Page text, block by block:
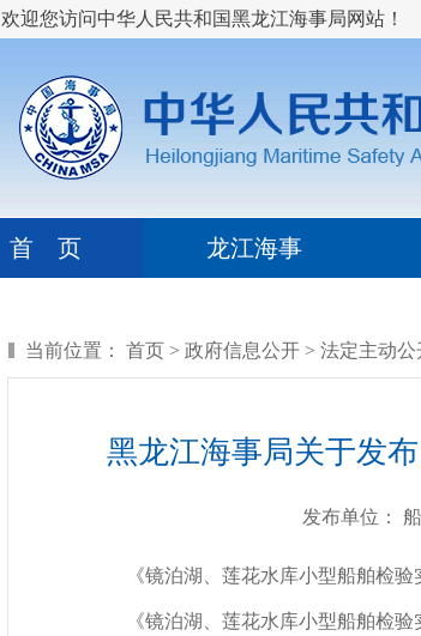
欢迎您访问中华人民共和国黑龙江海事局网站！
首 页 龙江海事
当前位置： 首页 > 政府信息公开 > 法定主动公
黑龙江海事局关于发
发布单位：
《镜泊湖、莲花水库小型船舶检
《镜泊湖、莲花水库小型船舶检